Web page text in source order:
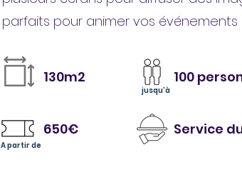
parfaits pour animer vos événements
130m2 100
jusqu'à
650€
A partir de
Service